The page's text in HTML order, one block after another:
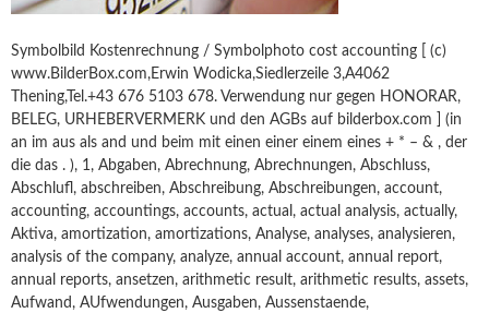
Symbolbild Kostenrechnung / Symbolphoto cost accounting [ (c)
www.BilderBox.com,Erwin Wodicka,Siedlerzeile 3,A4062
Thening,Tel.+43 676 5103 678. Verwendung nur gegen HONORAR,
BELEG, URHEBERVERMERK und den AGBs auf bilderbox.com ] (in
an im aus als and und beim mit einen einer einem eines + * – & , der
die das . ), 1, Abgaben, Abrechnung, Abrechnungen, Abschluss,
Abschluﬂ, abschreiben, Abschreibung, Abschreibungen, account,
accounting, accountings, accounts, actual, actual analysis, actually,
Aktiva, amortization, amortizations, Analyse, analyses, analysieren,
analysis of the company, analyze, annual account, annual report,
annual reports, ansetzen, arithmetic result, arithmetic results, assets,
Aufwand, AUfwendungen, Ausgaben, Aussenstaende,